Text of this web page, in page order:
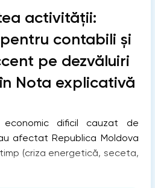
activității:
contabili și
pe dezvăluiri
Nota explicativă
dificil cauzat de
afectat Republica Moldova
(criza energetică, seceta,